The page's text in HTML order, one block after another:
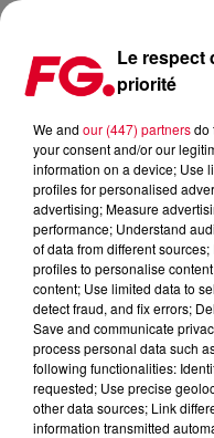
FG MIX DANCE : AFROJACK
Le respect
priorité
We and our (447) partnersdo
your consent and/or our
information on a device; Use
profiles for personalised
advertising; Measure
performance; Understand
of data from different
profiles to personalise
content; Use limited data to
detect fraud, and fix errors;
Save and communicate
process personal data such
following functionalities:
requested; Use precise
other data sources; Link
information transmitted